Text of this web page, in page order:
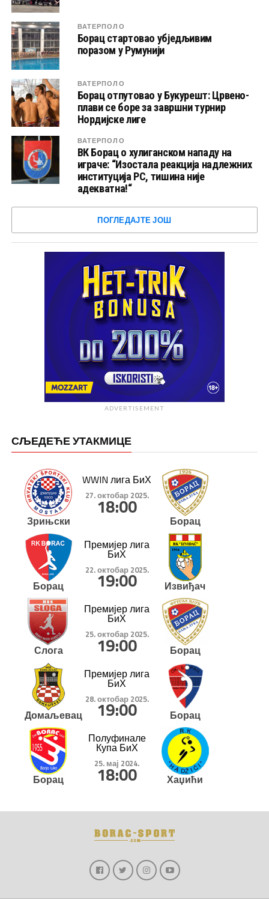
ВАТЕРПОЛО
Борац стартовао убједљивим
поразом у Румунији
ВАТЕРПОЛО
Борац отпутовао у Букурешт: Црвено-
плави се боре за завршни турнир
Нордијске лиге
ВАТЕРПОЛО
ВК Борац о хулиганском нападу на
играче: “Изостала реакција надлежних
институција РС, тишина није
адекватна!“
ПОГЛЕДАЈТЕ ЈОШ
ADVERTISEMENT
СЉЕДЕЋЕ УТАКМИЦЕ
Зрињски
WWIN лига БиХ
27. октобар 2025.
18:00
Борац
Борац
Премијер лига
БиХ
22. октобар 2025.
19:00 Извиђач
Слога
Премијер лига
БиХ
25. октобар 2025.
19:00 Борац
Домаљевац
Премијер лига
БиХ
28. октобар 2025.
19:00 Борац
Борац
Полуфинале
Купа БиХ
25. мај 2024.
18:00 Хаџићи